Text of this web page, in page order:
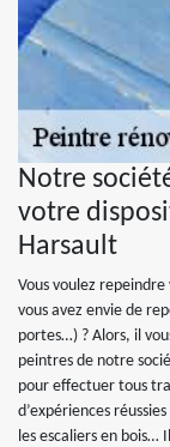
Notre
votre
Harsault
Vous voulez
vous avez envie de
portes…) ? Alors, il
peintres de notre
pour effectuer tous
d’expériences
les escaliers en bois…